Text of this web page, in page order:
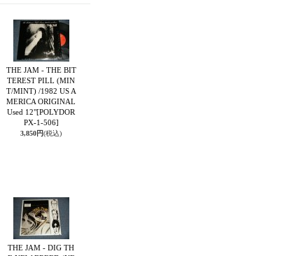
THE JAM - THE BIT
TEREST PILL (MIN
T/MINT) /1982 US A
MERICA ORIGINAL
Used 12"[POLYDOR
PX-1-506]
3,850円(税込)
THE JAM - DIG TH